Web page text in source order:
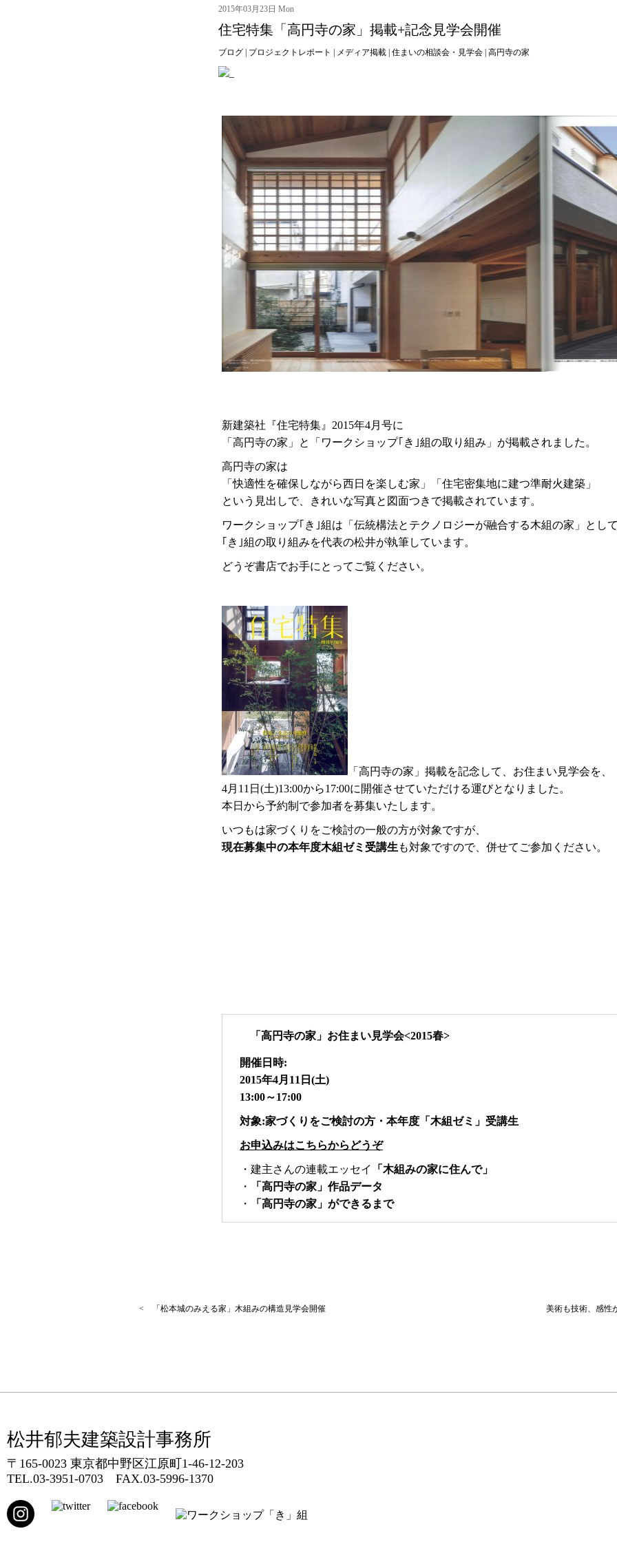
2015年03月23日 Mon
住宅特集「高円寺の家」掲載+記念見学会開催
ブログ プロジェクトレポート メディア掲載 住まいの相談会・見学会 高円寺の家
新建築社『住宅特集』2015年4月号に
「高円寺の家」と「ワークショップ｢き｣組の取り組み」が掲載されました。
高円寺の家は
「快適性を確保しながら西日を楽しむ家」「住宅密集地に建つ準耐火建築」
という見出しで、きれいな写真と図面つきで掲載されています。
ワークショップ｢き｣組は「伝統構法とテクノロジーが融合する木組の家」とし
｢き｣組の取り組みを代表の松井が執筆しています。
どうぞ書店でお手にとってご覧ください。
「高円寺の家」掲載を記念して、お住まい見学会を、
4月11日(土)13:00から17:00に開催させていただける運びとなりました。
本日から予約制で参加者を募集いたします。
いつもは家づくりをご検討の一般の方が対象ですが、
現在募集中の本年度木組ゼミ受講生 も対象ですので、併せてご参加ください。
「高円寺の家」お住まい見学会<2015春>
開催日時:
2015年4月11日(土)
13:00～17:00
対象:家づくりをご検討の方・本年度「木組ゼミ」受講生
お申込みはこちらからどうぞ
・建主さんの連載エッセイ
「木組みの家に住んで」
・
「高円寺の家」作品データ
・
「高円寺の家」ができるまで
< 「松本城のみえる家」木組みの構造見学会開催 美術も技術、感性
松井郁夫建築設計事務所
〒165-0023 東京都中野区江原町1-46-12-203
TEL.03-3951-0703 FAX.03-5996-1370